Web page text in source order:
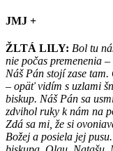
JMJ +
ŽLTÁ LILY: Bol tu
nie počas premenenia
Náš Pán stojí zase
– opäť vidím s uzlami
biskup. Náš Pán sa
zdvihol ruky k nám na
Zdá sa mi, že si
Božej a posiela jej